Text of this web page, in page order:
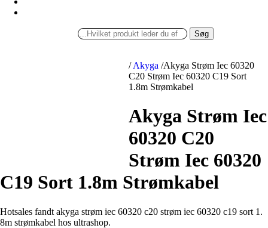
Søg
/ Akyga /Akyga Strøm Iec 60320
C20 Strøm Iec 60320 C19 Sort
1.8m Strømkabel
Akyga Strøm Iec
60320 C20
Strøm Iec 60320
C19 Sort 1.8m Strømkabel
Hotsales fandt akyga strøm iec 60320 c20 strøm iec 60320 c19 sort 1.
8m strømkabel hos ultrashop.